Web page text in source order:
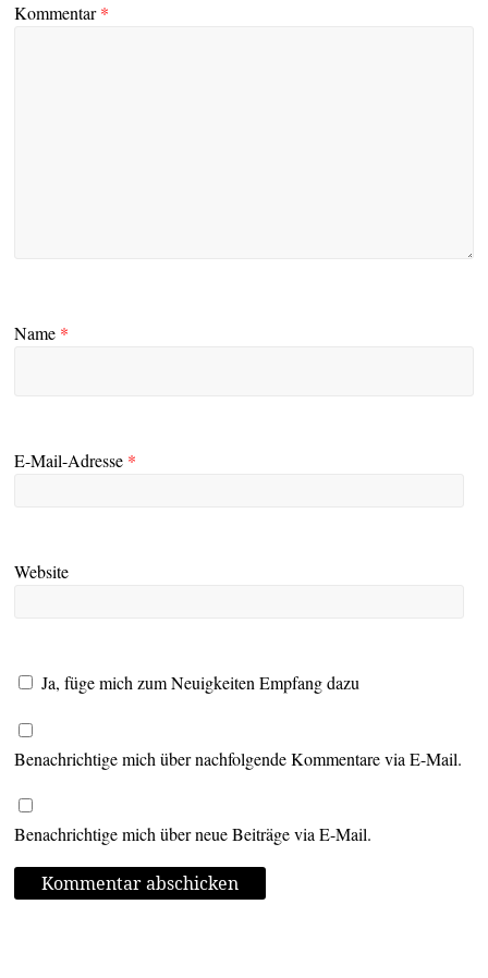
Kommentar*
Name *
E-Mail-Adresse *
Website
Ja, füge mich zum Neuigkeiten Empfang dazu
Benachrichtige mich über nachfolgende Kommentare via E-Mail.
Benachrichtige mich über neue Beiträge via E-Mail.